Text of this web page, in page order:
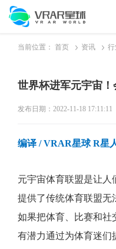
当前位置： 首页 资讯 行
世界杯进军元宇宙
发布日期：2022-11-18 17:11:11
编译 / VRAR星球 R星
元宇宙体育联盟是让人
提供了传统体育联盟无
如果把体育、比赛和社
有潜力通过为体育迷们